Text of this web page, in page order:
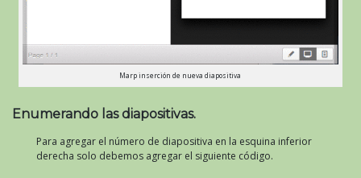
Marp inserción de nueva diapositiva
Enumerando las diapositivas.
Para agregar el número de diapositiva en la esquina inferior
derecha solo debemos agregar el siguiente código.